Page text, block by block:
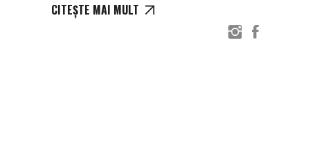
CITEȘTE MAI MULT